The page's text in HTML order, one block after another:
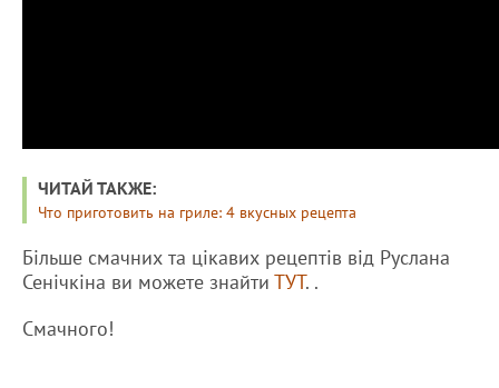
ЧИТАЙ ТАКЖЕ:
Что приготовить на гриле: 4 вкусных рецепта
Більше смачних та цікавих рецептів від Руслана
Сенічкіна ви можете знайти ТУТ. .
Смачного!